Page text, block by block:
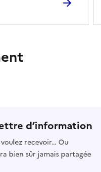
d’information
recevoir… Ou
bien sûr jamais partagée